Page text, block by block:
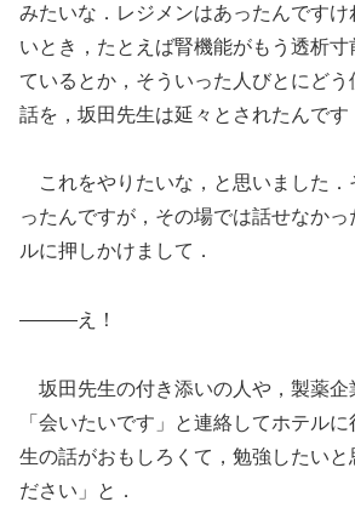
みたいな．レジメンはあったんです
いとき，たとえば腎機能がもう透析
ているとか，そういった人びとにどう
話を，坂田先生は延々とされたんです
これをやりたいな，と思いました．
ったんですが，その場では話せなか
ルに押しかけまして．
―――え！
坂田先生の付き添いの人や，製薬企
「会いたいです」と連絡してホテル
生の話がおもしろくて，勉強したいと
ださい」と．